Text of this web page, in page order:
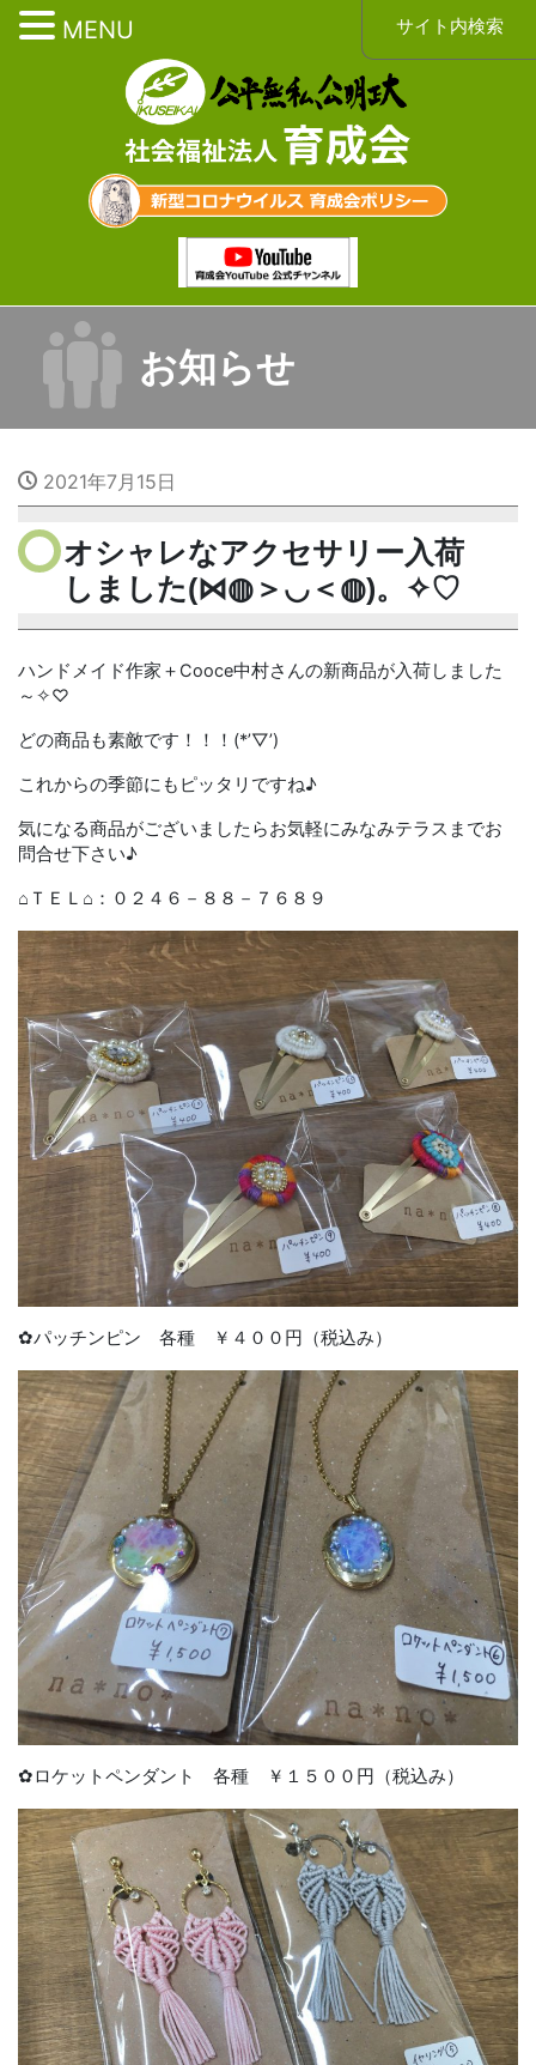
お知らせ
2021年7月15日
オシャレなアクセサリー入荷
しました(⋈◍＞◡＜◍)。✧♡
ハンドメイド作家＋Cooce中村さんの新商品が入荷しました
～✧♡
どの商品も素敵です！！！(*’▽’)
これからの季節にもピッタリですね♪
気になる商品がございましたらお気軽にみなみテラスまでお
問合せ下さい♪
⌂ＴＥＬ⌂：０２４６－８８－７６８９
✿パッチンピン 各種 ￥４００円（税込み）
✿ロケットペンダント 各種 ￥１５００円（税込み）
サイト内検索
MENU